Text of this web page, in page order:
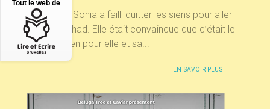
A 17 ans, Sonia a failli quitter les siens pour aller
faire le djihad. Elle était convaincue que c’était le
seul moyen pour elle et sa...
EN SAVOIR PLUS
Tout le web de